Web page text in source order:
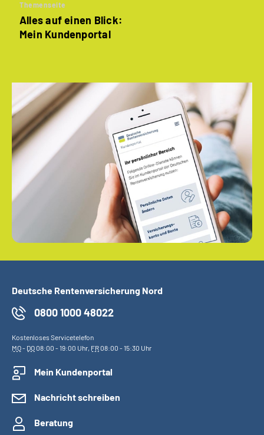
Themenseite
Alles auf einen Blick:
Mein Kundenportal
Deutsche Rentenversicherung Nord
0800 1000 48022
Kostenloses Servicetelefon
MO- DO08:00 - 19:00 Uhr, FR08:00 - 15:30 Uhr
Mein Kundenportal
Nachricht schreiben
Beratung